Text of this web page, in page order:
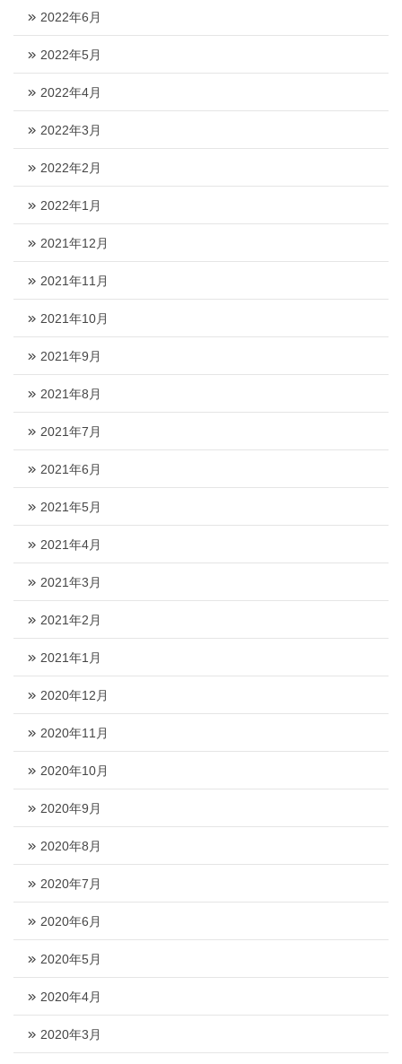
2022年6月
2022年5月
2022年4月
2022年3月
2022年2月
2022年1月
2021年12月
2021年11月
2021年10月
2021年9月
2021年8月
2021年7月
2021年6月
2021年5月
2021年4月
2021年3月
2021年2月
2021年1月
2020年12月
2020年11月
2020年10月
2020年9月
2020年8月
2020年7月
2020年6月
2020年5月
2020年4月
2020年3月